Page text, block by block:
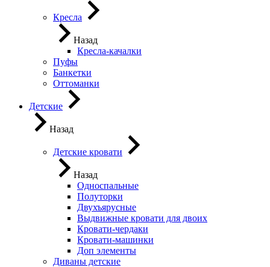
Кресла
Назад
Кресла-качалки
Пуфы
Банкетки
Оттоманки
Детские
Назад
Детские кровати
Назад
Односпальные
Полуторки
Двухъярусные
Выдвижные кровати для двоих
Кровати-чердаки
Кровати-машинки
Доп элементы
Диваны детские